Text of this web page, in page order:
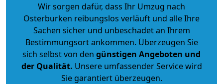
Wir sorgen dafür, dass Ihr Umzug nach
Osterburken reibungslos verläuft und alle Ihre
Sachen sicher und unbeschadet an Ihrem
Bestimmungsort ankommen. Überzeugen Sie
sich selbst von den günstigen Angeboten und
der Qualität. Unsere umfassender Service wird
Sie garantiert überzeugen.